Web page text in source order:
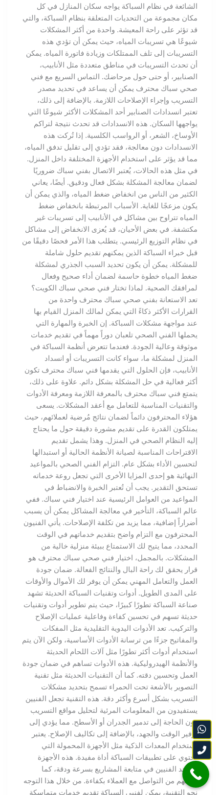
الشائعة في نظام السباكة يواجه سكان المنازل في كل
مكان مجموعة من التحديات المتعلقة بنظام السباكة، والتي
قد تؤثر على راحة المعيشة. واحدة من أكثر المشكلات
شيوعًا هي تسريبات المياه، حيث يمكن أن تؤدي هذه
التسريبات إلى تلف الممتلكات وزيادة فاتورة المياه. يمكن
أن تحدث التسريبات في مناطق متعددة مثل الأنابيب،
الصنابير، أو حتى حول مرحاضك. التماس السريع مع فني
صحي سباك محترف يمكن أن يساعد في تحديد مصدر
التسريب وإجراء الإصلاحات اللازمة. بالإضافة إلى ذلك،
تعتبر انسدادات الصنابير أحد المشكلات الأكثر شيوعًا التي
يواجهها السكان. هذه الانسدادات قد تحدث نتيجة لتراكم
الأوساخ، الشعر، أو الرواسب الكلسية. إذا تُركت هذه
الانسدادات دون معالجة، فقد تؤدي إلى تقليل تدفق المياه،
مما قد يؤثر على استخدام الأجهزة المختلفة داخل المنزل.
في مثل هذه الحالات، يُعتبر الاتصال بفني سباك ضروريًا
لضمان معالجة المشكلة بشكل فعال ودقيق. أيضًا، يعاني
الكثير من الناس من انخفاض ضغط المياه، والذي يمكن أن
يكون مزعجًا للغاية. الأسباب المرتبطة بانخفاض ضغط
المياه تتراوح بين مشاكل في الأنابيب إلى تسريبات غير
مكتشفة. في بعض الأحيان، قد يُعزى الانخفاض إلى مشاكل
في نظام التوزيع الرئيسي. يتطلب هذا الأمر فحصًا دقيقًا من
قبل خبراء السباكة الذين يمكنهم تقديم حلول شاملة
للمشكلة. يمكن أن يكون تحديد السبب الجذري لمشكلة
ضغط المياه خطوة حاسمة لضمان أداء صحيح وفعال
لمرافقك الصحية. لماذا تختار فني صحي سباك الكويت؟
تعد الاستعانة بفني صحي سباك محترف واحدة من
القرارات الأكثر ذكاءً التي يمكن لمالك المنزل القيام بها
عند مواجهة مشكلات السباكة. إن الخبرة والمهارة التي
يحملها الفني الصحي تلعبان دوراً مهماً في تقديم خدمات
موثوقة وعالية الجودة. فعندما تتعرض أنظمة السباكة في
المنزل لمشكلة ما، سواء كانت التسريبات أو انسداد
الأنابيب، فإن الحلول التي يقدمها فني سباك محترف تكون
أكثر فعالية في حل المشكلة بشكل دائم. علاوة على ذلك،
يتمتع فني سباك محترف بالمعرفة اللازمة ومعرفة الأدوات
والتقنيات المناسبة للتعامل مع أعقد المشكلات. يسعى
هؤلاء المحترفون دائماً لضمان نتائج مُرضية لعملائهم، حيث
يمتلكون القدرة على تقديم مشورة دقيقة حول ما يحتاج
إليه النظام الصحي في المنزل. وهذا يشمل تقديم
الاقتراحات المناسبة لصيانة الأنظمة الحالية أو استبدالها
لتحسين الأداء بشكل عام. التزام الفني الصحي بالمواعيد
النهائية هو إحدى المزايا الأخرى التي تجعل روعة خدماته
تستحق التقدير. يجب أن تُعتبر الخبرة والانضباط في
المواعيد من العوامل الرئيسية عند اختيار فني سباك. ففي
عالم السباكة، التأخير في معالجة المشاكل يمكن أن يسبب
أضراراً إضافية، مما يزيد من تكلفة الإصلاحات. يأتي الفنيون
المحترفون مع التزام واضح بتقديم خدماتهم في الوقت
المحدد، مما يتيح لك الاستمتاع ببيئة منزلية خالية من
المشكلات. بالمجمل، اختيار فني صحي سباك محترف هو
قرار يحقق لك راحة البال والنتائج الفعالة. ضمان جودة
العمل والتعامل المهني يمكن أن يوفر لك الأموال والأوقات
على المدى الطويل. أدوات وتقنيات السباكة الحديثة تشهد
صناعة السباكة تطورًا كبيرًا، حيث يتم تطوير أدوات وتقنيات
حديثة تسهم في تحسين كفاءة وفاعلية عمليات الإصلاح
والتركيب. تعد الأدوات اليدوية التقليدية مثل المفكات
والمفاتيح جزءًا من ترسانة الأدوات الأساسية، ولكن الآن يتم
استخدام أدوات أكثر تطورًا مثل آلات اللحام الحديثة
والأنظمة الهيدروليكية. هذه الأدوات تساهم في ضمان جودة
العمل وتحسين دقته. كما أن التقنيات الحديثة مثل تقنية
التصوير بالأشعة تحت الحمراء تسمح بتحديد مشكلات
التسريب بشكل أسرع وأكثر دقة. هذه التقنية تجعل الفنيين
يستفيدون من المعلومات المرئية لتحليل مواقع التسريب
دون الحاجة إلى تدمير الجدران أو الأسطح. مما يؤدي إلى
توفير الوقت والجهد، بالإضافة إلى تكاليف الإصلاح. يعتبر
استخدام المعدات الذكية مثل الأجهزة المحمولة التي
تحتوي على تطبيقات السباكة أداة مفيدة. هذه الأجهزة
تساعد الفنيين في متابعة المشاريع بسرعة ودقة، كما
تمكنهم من التواصل مع العملاء بكفاءة. من خلال هذا التوجه
نحو التقنية، يمكن لفنيي السباكة تقديم خدمات متماسكة